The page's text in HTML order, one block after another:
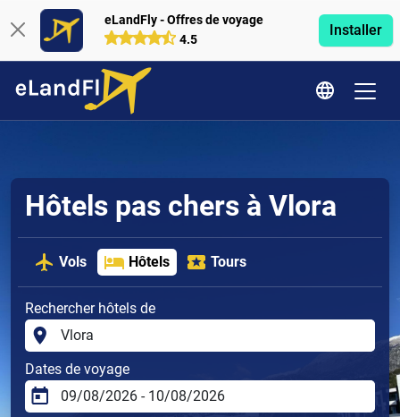
eLandFly - Offres de voyage
4.5
Installer
Hôtels pas chers à Vlora
Vols Hôtels Tours
Rechercher hôtels de
Dates de voyage